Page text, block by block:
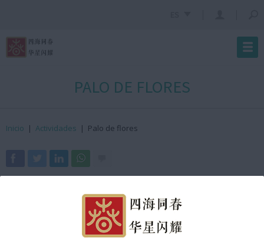
PALO DE FLORES
Inicio | Actividades | Palo de flores
25 de enero de 2025
13:40h GMT +2